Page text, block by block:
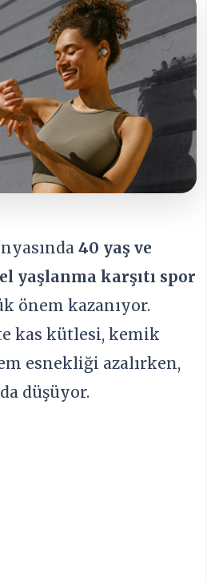
40 yaş ve
yaşlanma karşıtı spor
önem kazanıyor.
kas kütlesi, kemik
esnekliği azalırken,
düşüyor.